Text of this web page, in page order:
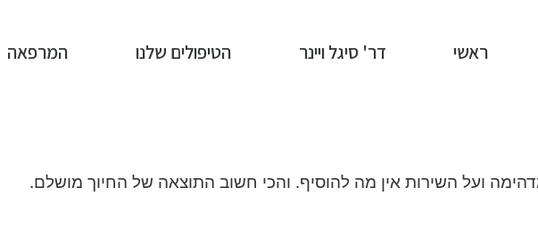
ראשי דר' סיגל ויינר הטיפולים שלנו המרפאה
ועל השירות אין מה להוסיף. והכי חשוב התוצאה של החיוך מושלם.